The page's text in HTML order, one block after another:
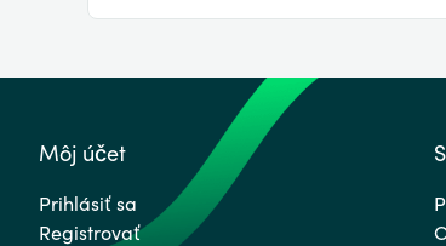
Môj účet
Prihlásiť sa
Registrovať